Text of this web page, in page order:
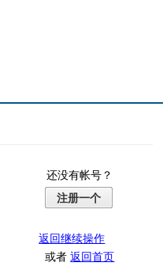
还没有帐号？
注册一个
返回继续操作
或者返回首页